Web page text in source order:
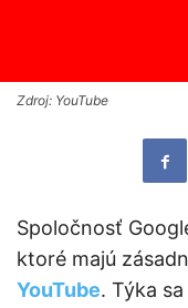
Zdroj: YouTube
Spoločnosť
ktoré majú
YouTube. Týka